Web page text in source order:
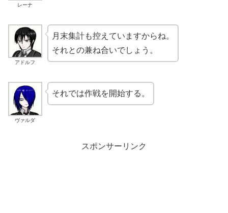
レーナ
アドルフ
月末集計も控えていますからね。
それとの兼ね合いでしょう。
ヴァルダ
それでは作戦を開始する。
スポンサーリンク